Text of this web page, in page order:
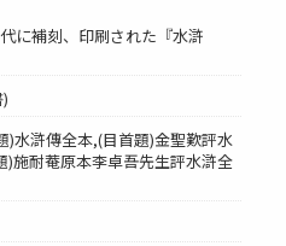
に補刻、印刷された『水滸
)水滸傳全本,(目首題)金聖歎評水
施耐菴原本李卓吾先生評水滸全